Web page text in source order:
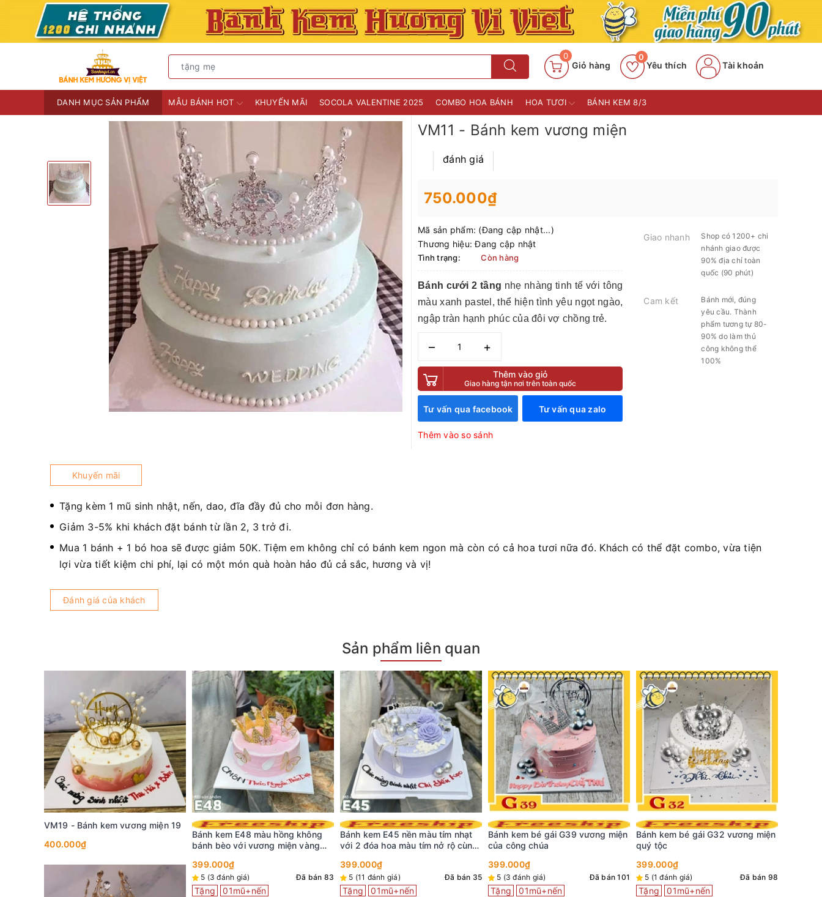
0
Giỏ hàng Yêu thích
0
Tài khoản
DANH MỤC SẢN PHẨM MẪU BÁNH HOT KHUYẾN MÃI SOCOLA VALENTINE 2025 COMBO HOA BÁNH HOA TƯƠI BÁNH KEM 8/3
VM11 - Bánh kem vương miện
đánh giá
750.000₫
Mã sản phẩm: (Đang cập nhật...)
Thương hiệu: Đang cập nhật
Tình trạng: Còn hàng
Bánh cưới 2 tầng nhẹ nhàng tinh tế với tông
màu xanh pastel, thể hiện tình yêu ngọt ngào,
ngập tràn hạnh phúc của đôi vợ chồng trẻ.
– +
Thêm vào giỏ
Giao hàng tận nơi trên toàn quốc
Tư vấn qua facebook Tư vấn qua zalo
Thêm vào so sánh
Giao nhanh
Shop có 1200+ chi
nhánh giao được
90% địa chỉ toàn
quốc (90 phút)
Cam kết
Bánh mới, đúng
yêu cầu. Thành
phẩm tương tự 80-
90% do làm thủ
công không thể
100%
Khuyến mãi
Tặng kèm 1 mũ sinh nhật, nến, dao, đĩa đầy đủ cho mỗi đơn hàng.
Giảm 3-5% khi khách đặt bánh từ lần 2, 3 trở đi.
Mua 1 bánh + 1 bó hoa sẽ được giảm 50K. Tiệm em không chỉ có bánh kem ngon mà còn có cả hoa tươi nữa đó. Khách có thể đặt combo, vừa tiện
lợi vừa tiết kiệm chi phí, lại có một món quà hoàn hảo đủ cả sắc, hương và vị!
Đánh giá của khách
Sản phẩm liên quan
VM19 - Bánh kem vương miện 19
400.000₫
Bánh kem E48 màu hồng không
bánh bèo với vương miện vàng
399.000₫
5 (3 đánh giá) Đã bán 83
Tặng 01mũ+nến
Bánh kem E45 nền màu tím nhạt
với 2 đóa hoa màu tím nở rộ cùng
399.000₫
5 (11 đánh giá) Đã bán 35
Tặng 01mũ+nến
Bánh kem bé gái G39 vương miện
của công chúa
399.000₫
5 (3 đánh giá) Đã bán 101
Tặng 01mũ+nến
Bánh kem bé gái G32 vương miện
quý tộc
399.000₫
5 (1 đánh giá) Đã bán 98
Tặng 01mũ+nến